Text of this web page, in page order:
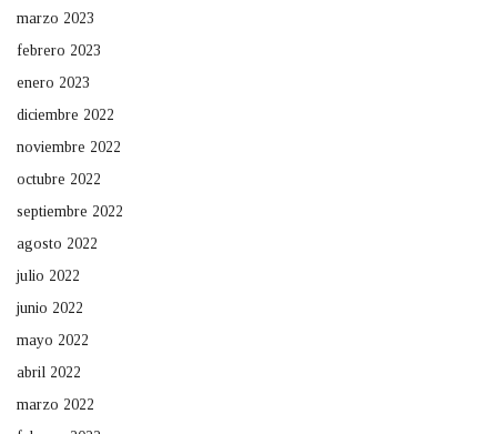
marzo 2023
febrero 2023
enero 2023
diciembre 2022
noviembre 2022
octubre 2022
septiembre 2022
agosto 2022
julio 2022
junio 2022
mayo 2022
abril 2022
marzo 2022